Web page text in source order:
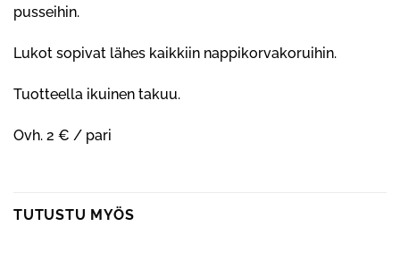
pusseihin.
Lukot sopivat lähes kaikkiin nappikorvakoruihin.
Tuotteella ikuinen takuu.
Ovh. 2 € / pari
TUTUSTU MYÖS